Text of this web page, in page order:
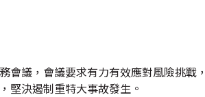
會議，會議要求有力有效應對風險挑
堅決遏制重特大事故發生。